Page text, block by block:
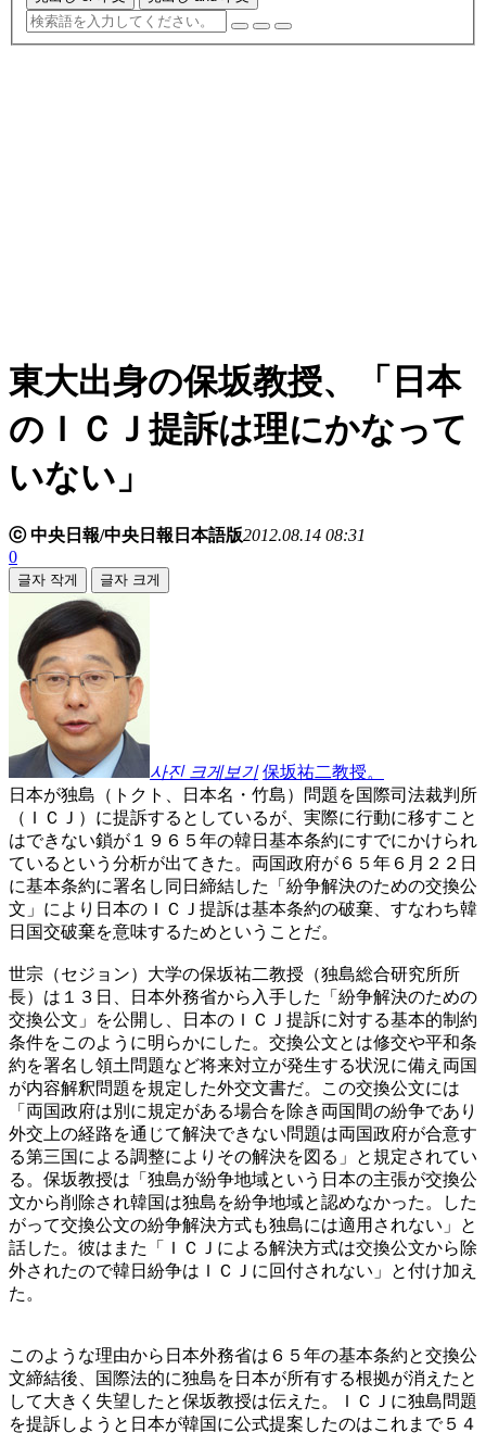
東大出身の保坂教授、「日本
のＩＣＪ提訴は理にかなって
いない」
ⓒ 中央日報/中央日報日本語版2012.08.14 08:31
0
글자 작게 글자 크게
사진 크게보기 保坂祐二教授。
日本が独島（トクト、日本名・竹島）問題を国際司法裁判所
（ＩＣＪ）に提訴するとしているが、実際に行動に移すこと
はできない鎖が１９６５年の韓日基本条約にすでにかけられ
ているという分析が出てきた。両国政府が６５年６月２２日
に基本条約に署名し同日締結した「紛争解決のための交換公
文」により日本のＩＣＪ提訴は基本条約の破棄、すなわち韓
日国交破棄を意味するためということだ。
世宗（セジョン）大学の保坂祐二教授（独島総合研究所所
長）は１３日、日本外務省から入手した「紛争解決のための
交換公文」を公開し、日本のＩＣＪ提訴に対する基本的制約
条件をこのように明らかにした。交換公文とは修交や平和条
約を署名し領土問題など将来対立が発生する状況に備え両国
が内容解釈問題を規定した外交文書だ。この交換公文には
「両国政府は別に規定がある場合を除き両国間の紛争であり
外交上の経路を通じて解決できない問題は両国政府が合意す
る第三国による調整によりその解決を図る」と規定されてい
る。保坂教授は「独島が紛争地域という日本の主張が交換公
文から削除され韓国は独島を紛争地域と認めなかった。した
がって交換公文の紛争解決方式も独島には適用されない」と
話した。彼はまた「ＩＣＪによる解決方式は交換公文から除
外されたので韓日紛争はＩＣＪに回付されない」と付け加え
た。
このような理由から日本外務省は６５年の基本条約と交換公
文締結後、国際法的に独島を日本が所有する根拠が消えたと
して大きく失望したと保坂教授は伝えた。ＩＣＪに独島問題
を提訴しようと日本が韓国に公式提案したのはこれまで５４